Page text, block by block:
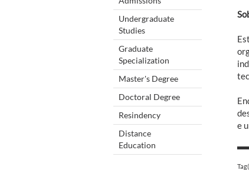
Undergraduate
Studies
Graduate
Specialization
Master's Degree
Doctoral Degree
Resindency
Distance
Education
e